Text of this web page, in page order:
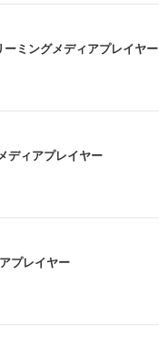
ミングメディアプレイヤー
ディアプレイヤー
プレイヤー